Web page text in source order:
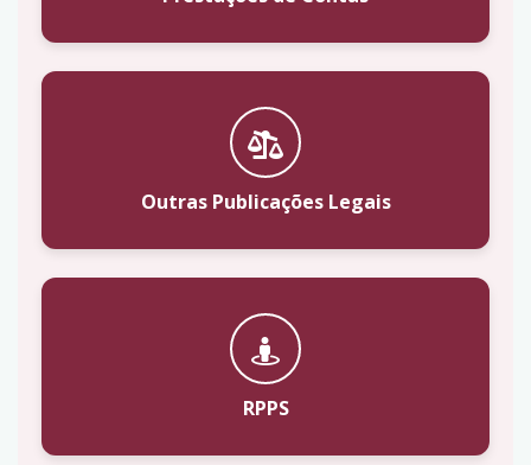
Outras Publicações Legais
RPPS